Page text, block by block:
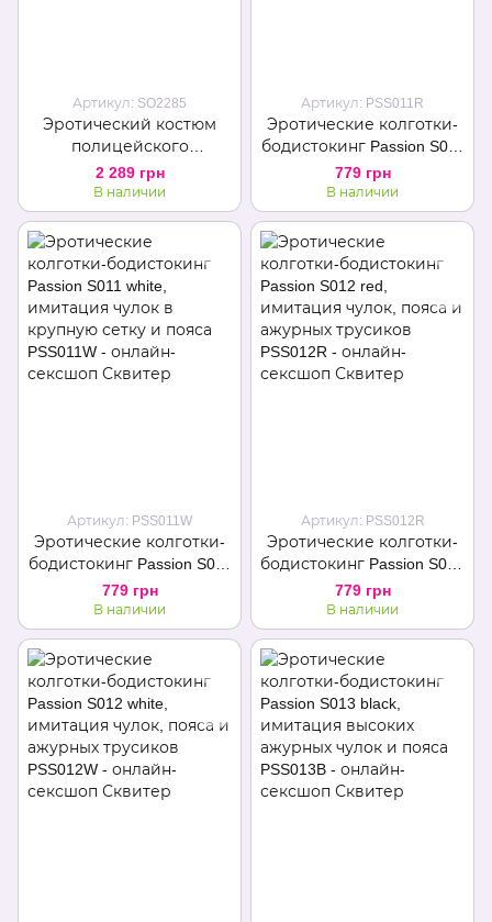
Артикул: SO2285
Эротический костюм
полицейского
"Ненасытная Николь"
One Size Black, боди,
чулки, фуражка, пояс,
2 289 грн
В наличии
Артикул: PSS011R
Эротические колготки-
бодистокинг Passion S011
red, имитация чулок в
крупную сетку и пояса
779 грн
В наличии
Артикул: PSS011W
Эротические колготки-
бодистокинг Passion S011
white, имитация чулок в
крупную сетку и пояса
779 грн
В наличии
Артикул: PSS012R
Эротические колготки-
бодистокинг Passion S012
red, имитация чулок,
пояса и ажурных
трусиков
779 грн
В наличии